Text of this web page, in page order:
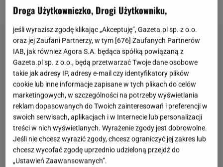
Droga Użytkowniczko, Drogi Użytkowniku,
jeśli wyrazisz zgodę klikając „Akceptuję”, Gazeta.pl sp. z o.o.
oraz jej Zaufani Partnerzy, w tym [676] Zaufanych Partnerów
IAB, jak również Agora S.A. będąca spółką powiązaną z
Gazeta.pl sp. z o.o., będą przetwarzać Twoje dane osobowe
takie jak adresy IP, adresy e-mail czy identyfikatory plików
cookie lub inne informacje zapisane w tych plikach do celów
marketingowych, w szczególności na potrzeby wyświetlania
reklam dopasowanych do Twoich zainteresowań i preferencji w
swoich serwisach, aplikacjach i w Internecie lub personalizacji
treści w nich wyświetlanych. Wyrażenie zgody jest dobrowolne.
Jeśli nie chcesz wyrazić zgody, chcesz ograniczyć jej zakres lub
chcesz wycofać zgodę uprzednio udzieloną przejdź do
„Ustawień Zaawansowanych”.